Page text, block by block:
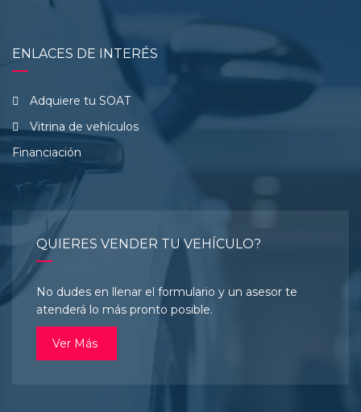
ENLACES DE INTERÉS
Adquiere tu SOAT
Vitrina de vehículos
Financiación
QUIERES VENDER TU VEHÍCULO?
No dudes en llenar el formulario y un asesor te
atenderá lo más pronto posible.
Ver Más